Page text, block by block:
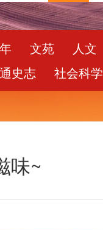
文苑 人文
史志
社会科学
味~